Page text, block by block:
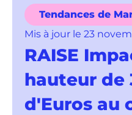
Tendances de
Mis à jour le 23
RAISE
hauteur de
d'Euros au